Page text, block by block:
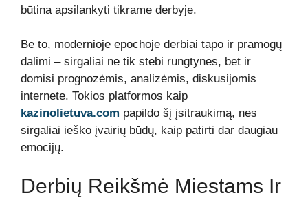
būtina apsilankyti tikrame derbyje.
Be to, modernioje epochoje derbiai tapo ir pramogų
dalimi – sirgaliai ne tik stebi rungtynes, bet ir
domisi prognozėmis, analizėmis, diskusijomis
internete. Tokios platformos kaip
kazinolietuva.com papildo šį įsitraukimą, nes
sirgaliai ieško įvairių būdų, kaip patirti dar daugiau
emocijų.
Derbių Reikšmė Miestams Ir